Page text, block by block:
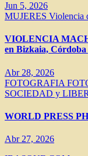
Jun 5, 2026
MUJERES Violencia
VIOLENCIA
en Bizkaia, Córdoba
Abr 28, 2026
FOTOGRAFIA
SOCIEDAD y
WORLD PRESS
Abr 27, 2026